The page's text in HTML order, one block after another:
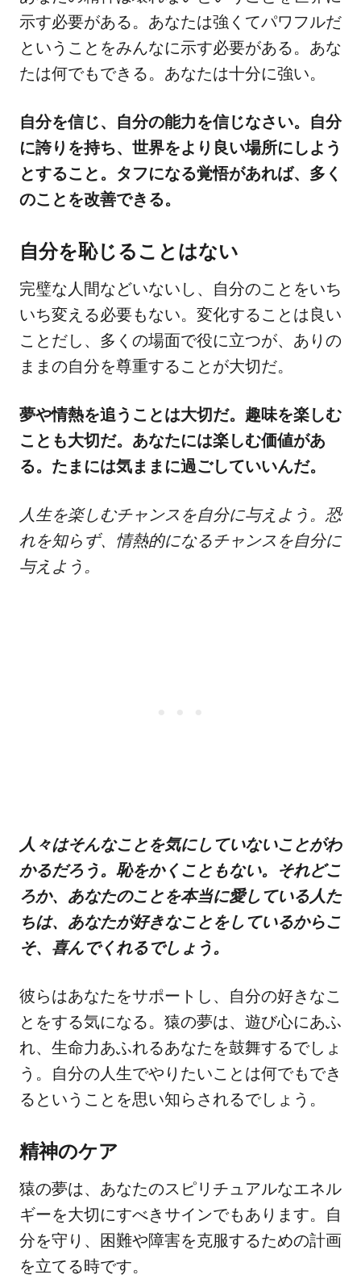
示す必要がある。あなたは強くてパワフルだ
ということをみんなに示す必要がある。あな
たは何でもできる。あなたは十分に強い。
自分を信じ、自分の能力を信じなさい。自分
に誇りを持ち、世界をより良い場所にしよう
とすること。タフになる覚悟があれば、多く
のことを改善できる。
自分を恥じることはない
完璧な人間などいないし、自分のことをいち
いち変える必要もない。変化することは良い
ことだし、多くの場面で役に立つが、ありの
ままの自分を尊重することが大切だ。
夢や情熱を追うことは大切だ。趣味を楽しむ
ことも大切だ。あなたには楽しむ価値があ
る。たまには気ままに過ごしていいんだ。
人生を楽しむチャンスを自分に与えよう。恐
れを知らず、情熱的になるチャンスを自分に
与えよう。
人々はそんなことを気にしていないことがわ
かるだろう。恥をかくこともない。それどこ
ろか、あなたのことを本当に愛している人た
ちは、あなたが好きなことをしているからこ
そ、喜んでくれるでしょう。
彼らはあなたをサポートし、自分の好きなこ
とをする気になる。猿の夢は、遊び心にあふ
れ、生命力あふれるあなたを鼓舞するでしょ
う。自分の人生でやりたいことは何でもでき
るということを思い知らされるでしょう。
精神のケア
猿の夢は、あなたのスピリチュアルなエネル
ギーを大切にすべきサインでもあります。自
分を守り、困難や障害を克服するための計画
を立てる時です。